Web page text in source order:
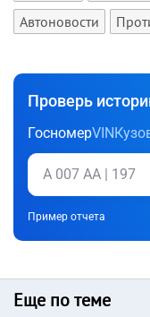
Автоновости
Проверь
ГосномерVIN
Пример отчета
Еще по теме